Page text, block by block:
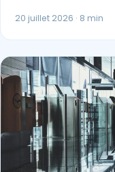
20 juillet 2026 · 8 min